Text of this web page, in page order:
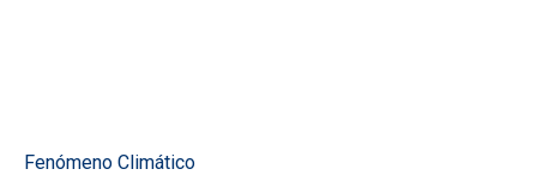
Fenómeno Climático